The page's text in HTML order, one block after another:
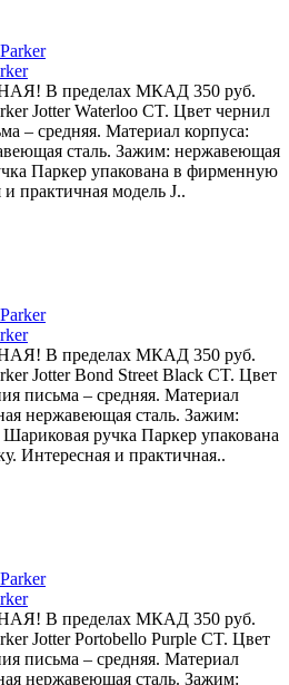
В пределах МКАД 350 руб.
Jotter Waterloo CT. Цвет чернил
– средняя. Материал корпуса:
сталь. Зажим: нержавеющая
Паркер упакована в фирменную
практичная модель J..
В пределах МКАД 350 руб.
Jotter Bond Street Black CT. Цвет
письма – средняя. Материал
нержавеющая сталь. Зажим:
ручка Паркер упакована
Интересная и практичная..
В пределах МКАД 350 руб.
Jotter Portobello Purple CT. Цвет
письма – средняя. Материал
нержавеющая сталь. Зажим: